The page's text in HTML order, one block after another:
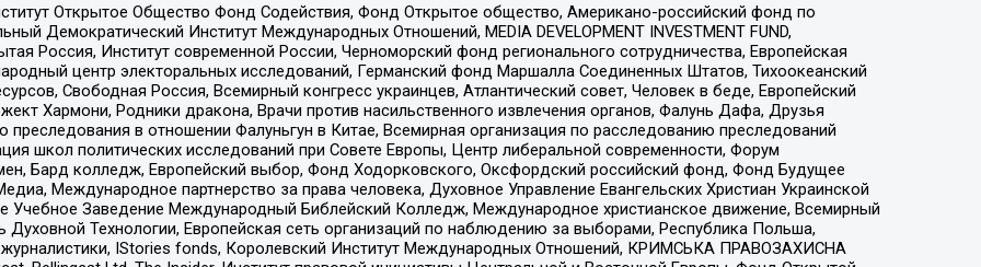
Открытое Общество Фонд Содействия, Фонд Открытое общество, Американо-российский фонд по
Демократический Институт Международных Отношений, MEDIA DEVELOPMENT INVESTMENT FUND,
Россия, Институт современной России, Черноморский фонд регионального сотрудничества, Европейская
центр электоральных исследований, Германский фонд Маршалла Соединенных Штатов, Тихоокеанский
Свободная Россия, Всемирный конгресс украинцев, Атлантический совет, Человек в беде, Европейский
Хармони, Родники дракона, Врачи против насильственного извлечения органов, Фалунь Дафа, Друзья
преследования в отношении Фалуньгун в Китае, Всемирная организация по расследованию преследований
школ политических исследований при Совете Европы, Центр либеральной современности, Форум
Бард колледж, Европейский выбор, Фонд Ходорковского, Оксфордский российский фонд, Фонд Будущее
Международное партнерство за права человека, Духовное Управление Евангельских Христиан Украинской
Учебное Заведение Международный Библейский Колледж, Международное христианское движение, Всемирный
Духовной Технологии, Европейская сеть организаций по наблюдению за выборами, Республика Польша,
IStories fonds, Королевский Институт Международных Отношений, КРИМСЬКА ПРАВОЗАХИСНА